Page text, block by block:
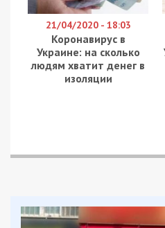
21/04/2020 - 18:03
Коронавирус в
Украине: на сколько
людям хватит денег в
изоляции